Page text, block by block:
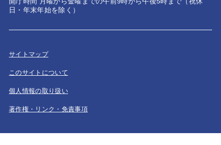
日・年末年始を除く）
サイトマップ
このサイトについて
個人情報の取り扱い
著作権・リンク・免責事項